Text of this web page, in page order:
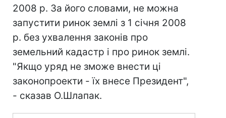
2008 р. За його словами, не можна
запустити ринок землі з 1 січня 2008
р. без ухвалення законів про
земельний кадастр і про ринок землі.
"Якщо уряд не зможе внести ці
законопроекти - їх внесе Президент",
- сказав О.Шлапак.